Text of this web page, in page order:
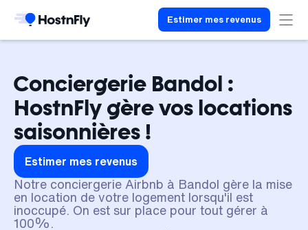
Estimer mes revenus
Conciergerie Bandol :
HostnFly gère vos locations
saisonnières !
Estimer mes revenus
Notre conciergerie Airbnb à Bandol gère la mise
en location de votre logement lorsqu'il est
inoccupé. On est sur place pour tout gérer à
100%.